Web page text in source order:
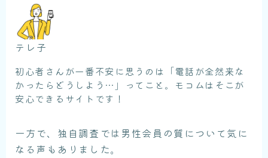
テレ子
初心者さんが一番不安に思うのは「電話が全然来な
かったらどうしよう…」ってこと。モコムはそこが
安心できるサイトです！
一方で、独自調査では男性会員の質について気に
なる声もありました。